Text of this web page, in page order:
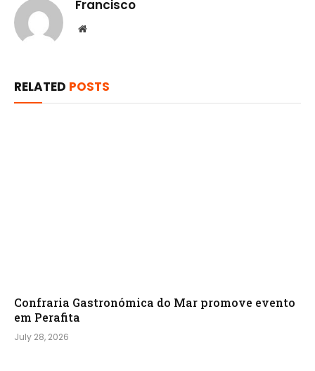
Francisco
Website
RELATED POSTS
Confraria Gastronómica do Mar promove evento
em Perafita
July 28, 2026